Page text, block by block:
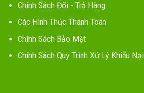
Chính Sách Đổi - Trả Hàng
Các Hình Thức Thanh Toán
Chính Sách Bảo Mật
Chính Sách Quy Trình Xử Lý Khiếu Nại